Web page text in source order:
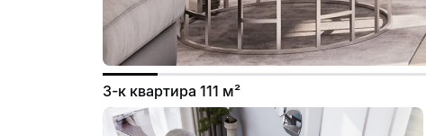
3-к квартира 111 м²